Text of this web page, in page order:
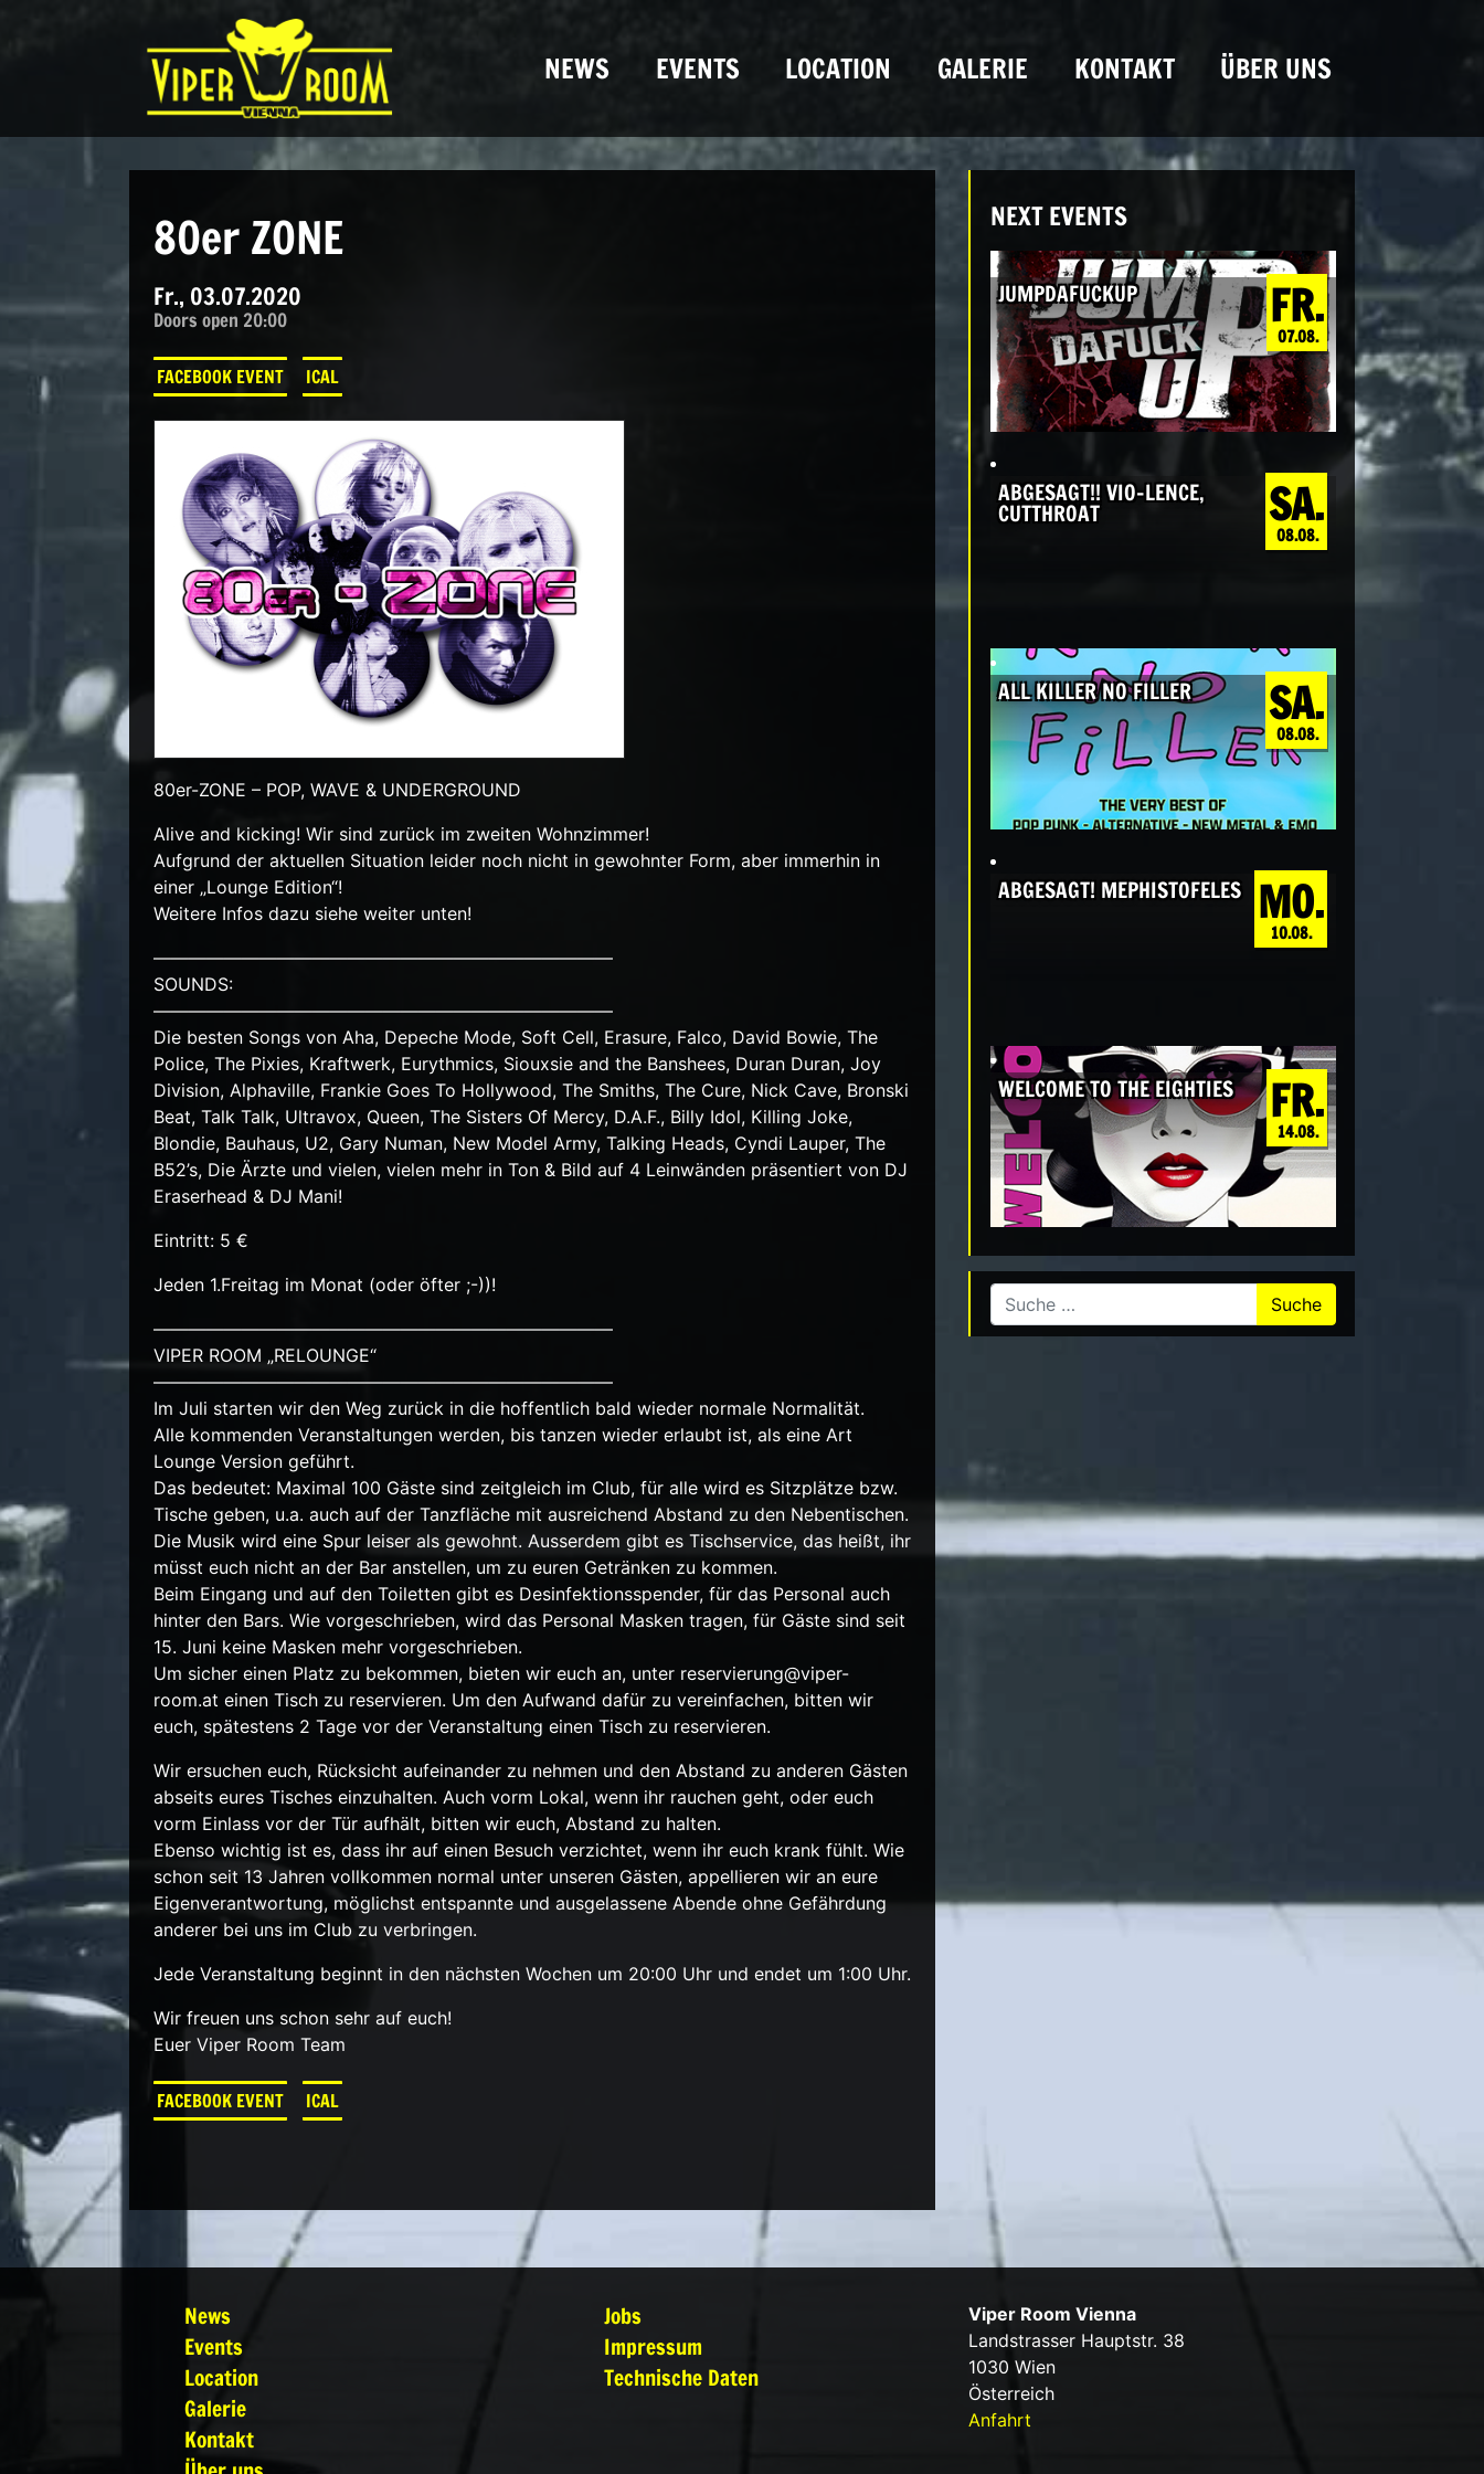
Hauptnavigation NEWS EVENTS LOCATION GALERIE KONTAKT ÜBER UNS
80er ZONE
Fr., 03.07.2020
Doors open 20:00
FACEBOOK EVENT ICAL
80er-ZONE – POP, WAVE & UNDERGROUND
Alive and kicking! Wir sind zurück im zweiten Wohnzimmer!
Aufgrund der aktuellen Situation leider noch nicht in gewohnter Form, aber immerhin in
einer „Lounge Edition“!
Weitere Infos dazu siehe weiter unten!
——————————————————————————
SOUNDS:
——————————————————————————
Die besten Songs von Aha, Depeche Mode, Soft Cell, Erasure, Falco, David Bowie, The
Police, The Pixies, Kraftwerk, Eurythmics, Siouxsie and the Banshees, Duran Duran, Joy
Division, Alphaville, Frankie Goes To Hollywood, The Smiths, The Cure, Nick Cave, Bronski
Beat, Talk Talk, Ultravox, Queen, The Sisters Of Mercy, D.A.F., Billy Idol, Killing Joke,
Blondie, Bauhaus, U2, Gary Numan, New Model Army, Talking Heads, Cyndi Lauper, The
B52’s, Die Ärzte und vielen, vielen mehr in Ton & Bild auf 4 Leinwänden präsentiert von DJ
Eraserhead & DJ Mani!
Eintritt: 5 €
Jeden 1.Freitag im Monat (oder öfter ;-))!
——————————————————————————
VIPER ROOM „RELOUNGE“
——————————————————————————
Im Juli starten wir den Weg zurück in die hoffentlich bald wieder normale Normalität.
Alle kommenden Veranstaltungen werden, bis tanzen wieder erlaubt ist, als eine Art
Lounge Version geführt.
Das bedeutet: Maximal 100 Gäste sind zeitgleich im Club, für alle wird es Sitzplätze bzw.
Tische geben, u.a. auch auf der Tanzfläche mit ausreichend Abstand zu den Nebentischen.
Die Musik wird eine Spur leiser als gewohnt. Ausserdem gibt es Tischservice, das heißt, ihr
müsst euch nicht an der Bar anstellen, um zu euren Getränken zu kommen.
Beim Eingang und auf den Toiletten gibt es Desinfektionsspender, für das Personal auch
hinter den Bars. Wie vorgeschrieben, wird das Personal Masken tragen, für Gäste sind seit
15. Juni keine Masken mehr vorgeschrieben.
Um sicher einen Platz zu bekommen, bieten wir euch an, unter reservierung@viper-
room.at einen Tisch zu reservieren. Um den Aufwand dafür zu vereinfachen, bitten wir
euch, spätestens 2 Tage vor der Veranstaltung einen Tisch zu reservieren.
Wir ersuchen euch, Rücksicht aufeinander zu nehmen und den Abstand zu anderen Gästen
abseits eures Tisches einzuhalten. Auch vorm Lokal, wenn ihr rauchen geht, oder euch
vorm Einlass vor der Tür aufhält, bitten wir euch, Abstand zu halten.
Ebenso wichtig ist es, dass ihr auf einen Besuch verzichtet, wenn ihr euch krank fühlt. Wie
schon seit 13 Jahren vollkommen normal unter unseren Gästen, appellieren wir an eure
Eigenverantwortung, möglichst entspannte und ausgelassene Abende ohne Gefährdung
anderer bei uns im Club zu verbringen.
Jede Veranstaltung beginnt in den nächsten Wochen um 20:00 Uhr und endet um 1:00 Uhr.
Wir freuen uns schon sehr auf euch!
Euer Viper Room Team
FACEBOOK EVENT ICAL
NEXT EVENTS
FR.
07.08.
JUMPDAFUCKUP
SA.
08.08.
ABGESAGT!! VIO-LENCE,
CUTTHROAT
SA.
08.08.
ALL KILLER NO FILLER
MO.
10.08.
ABGESAGT! MEPHISTOFELES
FR.
14.08.
WELCOME TO THE EIGHTIES
Suche nach:
News
Events
Location
Galerie
Kontakt
Jobs
Impressum
Technische Daten
Viper Room Vienna
Landstrasser Hauptstr. 38
1030 Wien
Österreich
Anfahrt